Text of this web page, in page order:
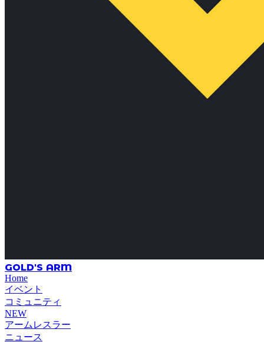
GOLD'S ARM
Home
イベント
コミュニティ
NEW
アームレスラー
ニュース